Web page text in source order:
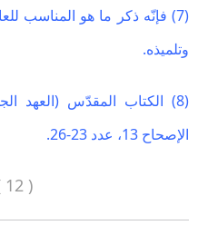
(7) فإنّه ذكر ما هو المناسب
وتلميذه.
الإصحاح 13، عدد 23-26.
( 12 )